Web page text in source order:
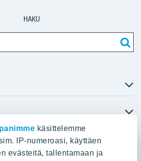
käsittelemme
IP-numeroasi, käyttäen
evästeitä, tallentamaan ja
HAKU
Helsinki